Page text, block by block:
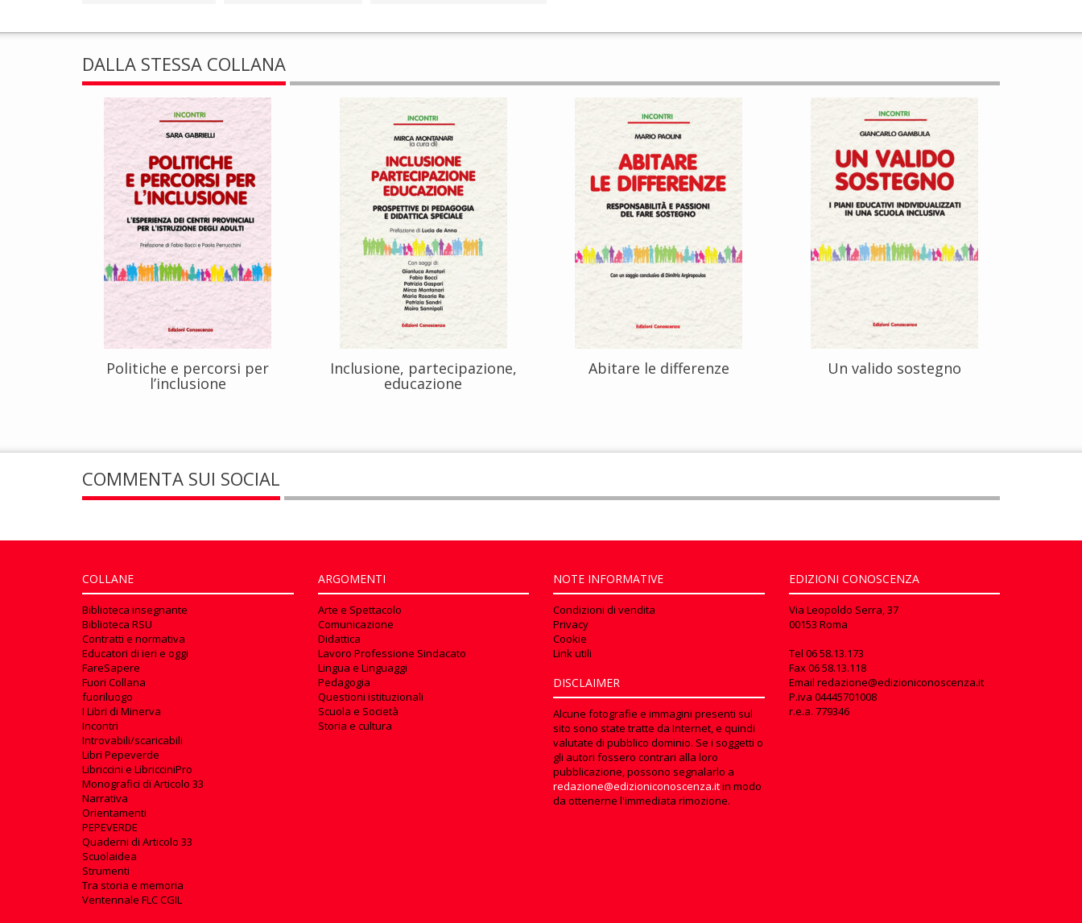
DALLA STESSA COLLANA
Politiche e percorsi per
l’inclusione
Inclusione, partecipazione,
educazione
Abitare le differenze Un valido sostegno
COMMENTA SUI SOCIAL
COLLANE
Biblioteca insegnante
Biblioteca RSU
Contratti e normativa
Educatori di ieri e oggi
FareSapere
Fuori Collana
fuoriluogo
I Libri di Minerva
Incontri
Introvabili/scaricabili
Libri Pepeverde
Libriccini e LibricciniPro
Monografici di Articolo 33
Narrativa
Orientamenti
PEPEVERDE
Quaderni di Articolo 33
Scuolaidea
Strumenti
Tra storia e memoria
Ventennale FLC CGIL
ARGOMENTI
Arte e Spettacolo
Comunicazione
Didattica
Lavoro Professione Sindacato
Lingua e Linguaggi
Pedagogia
Questioni istituzionali
Scuola e Società
Storia e cultura
NOTE INFORMATIVE
Condizioni di vendita
Privacy
Cookie
Link utili
DISCLAIMER
Alcune fotografie e immagini presenti sul
sito sono state tratte da Internet, e quindi
valutate di pubblico dominio. Se i soggetti o
gli autori fossero contrari alla loro
pubblicazione, possono segnalarlo a
redazione@edizioniconoscenza.itin modo
da ottenerne l'immediata rimozione.
EDIZIONI CONOSCENZA
Via Leopoldo Serra, 37
00153 Roma
Tel 06 58.13.173
Fax06 58.13.118
Email redazione@edizioniconoscenza.it
P.iva 04445701008
r.e.a. 779346